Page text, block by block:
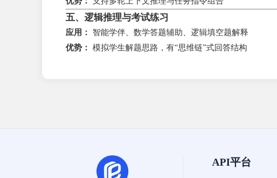
五、逻辑推理与考试练习
应用：
智能学伴、数学答题辅助、逻辑填空题解释
优势： 模拟学生解题思路，有“思维链”式回答结构
API平台